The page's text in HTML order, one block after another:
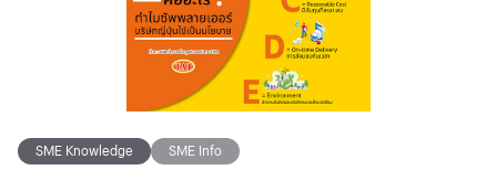
SME Knowledge SME Info